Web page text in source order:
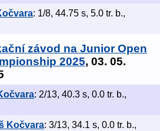
: 1/8, 44.75 s, 5.0 tr. b.,
závod na Junior Open
2025, 03. 05.
: 2/13, 40.3 s, 0.0 tr. b.,
Kočvara: 3/13, 34.1 s, 0.0 tr. b.,